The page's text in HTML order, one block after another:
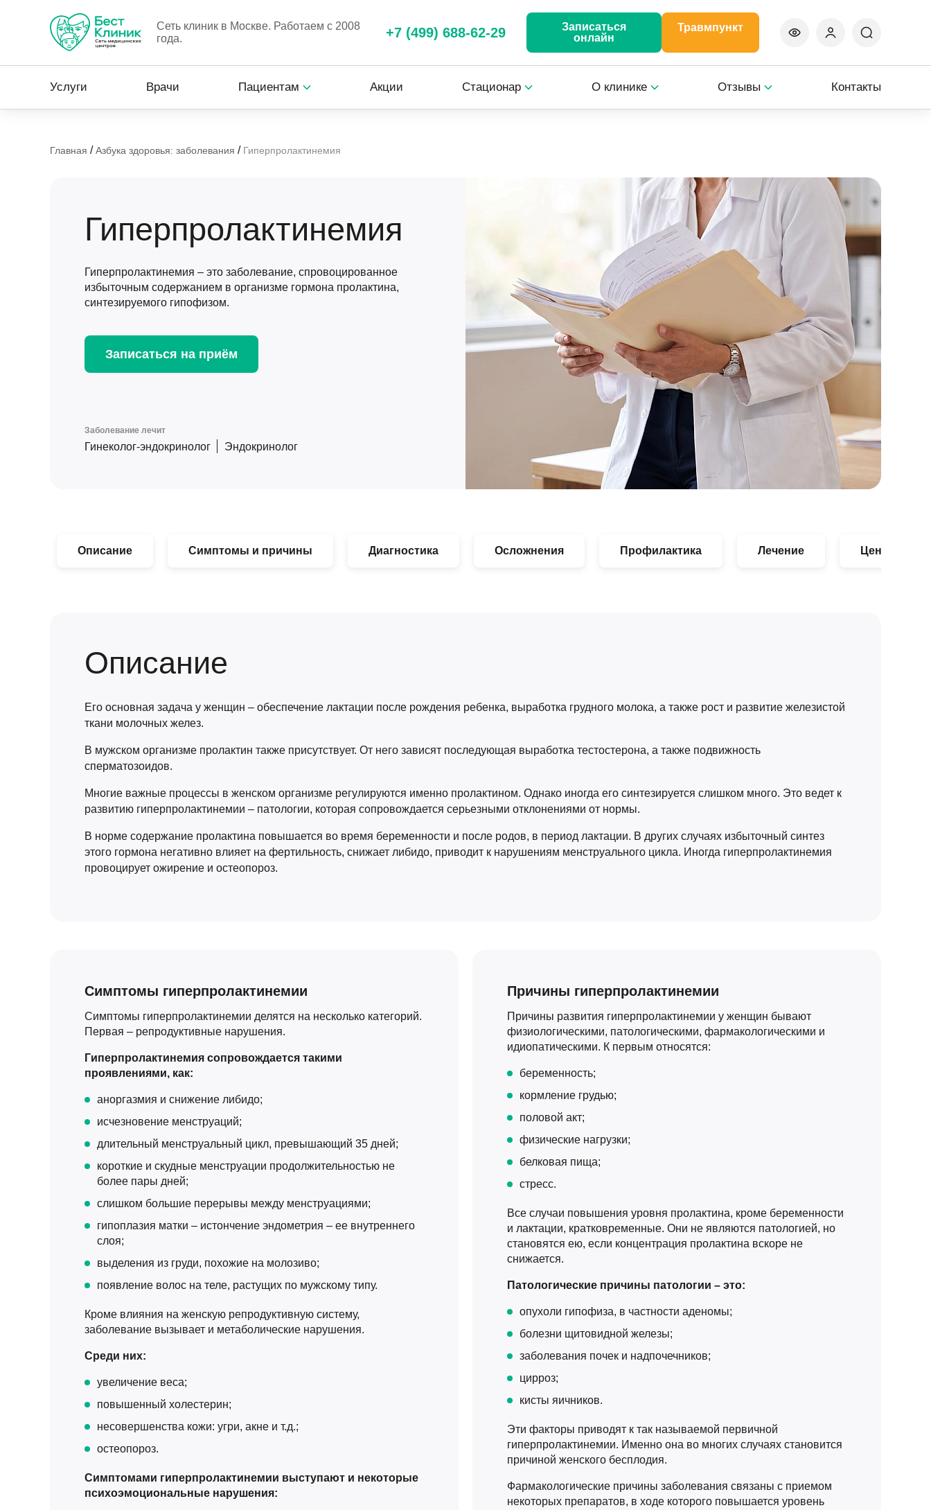
Сеть клиник в Москве. Работаем с 2008
года.
+7 (499) 688-62-29
Записаться
онлайн
Травмпункт
Услуги Врачи Пациентам Акции Стационар О клинике Отзывы Контакты
Главная /Азбука здоровья: заболевания / Гиперпролактинемия
Гиперпролактинемия
Гиперпролактинемия – это заболевание, спровоцированное
избыточным содержанием в организме гормона пролактина,
синтезируемого гипофизом.
Записаться на приём
Заболевание лечит
Гинеколог-эндокринолог Эндокринолог
Описание Симптомы и причины Диагностика Осложнения Профилактика Лечение Цены
Описание
Его основная задача у женщин – обеспечение лактации после рождения ребенка, выработка грудного молока, а также рост и развитие железистой
ткани молочных желез.
В мужском организме пролактин также присутствует. От него зависят последующая выработка тестостерона, а также подвижность
сперматозоидов.
Многие важные процессы в женском организме регулируются именно пролактином. Однако иногда его синтезируется слишком много. Это ведет к
развитию гиперпролактинемии – патологии, которая сопровождается серьезными отклонениями от нормы.
В норме содержание пролактина повышается во время беременности и после родов, в период лактации. В других случаях избыточный синтез
этого гормона негативно влияет на фертильность, снижает либидо, приводит к нарушениям менструального цикла. Иногда гиперпролактинемия
провоцирует ожирение и остеопороз.
Симптомы гиперпролактинемии
Симптомы гиперпролактинемии делятся на несколько категорий.
Первая – репродуктивные нарушения.
Гиперпролактинемия сопровождается такими
проявлениями, как:
аноргазмия и снижение либидо;
исчезновение менструаций;
длительный менструальный цикл, превышающий 35 дней;
короткие и скудные менструации продолжительностью не
более пары дней;
слишком большие перерывы между менструациями;
гипоплазия матки – истончение эндометрия – ее внутреннего
слоя;
выделения из груди, похожие на молозиво;
появление волос на теле, растущих по мужскому типу.
Кроме влияния на женскую репродуктивную систему,
заболевание вызывает и метаболические нарушения.
Среди них:
увеличение веса;
повышенный холестерин;
несовершенства кожи: угри, акне и т.д.;
остеопороз.
Симптомами гиперпролактинемии выступают и некоторые
психоэмоциональные нарушения:
Причины гиперпролактинемии
Причины развития гиперпролактинемии у женщин бывают
физиологическими, патологическими, фармакологическими и
идиопатическими. К первым относятся:
беременность;
кормление грудью;
половой акт;
физические нагрузки;
белковая пища;
стресс.
Все случаи повышения уровня пролактина, кроме беременности
и лактации, кратковременные. Они не являются патологией, но
становятся ею, если концентрация пролактина вскоре не
снижается.
Патологические причины патологии – это:
опухоли гипофиза, в частности аденомы;
болезни щитовидной железы;
заболевания почек и надпочечников;
цирроз;
кисты яичников.
Эти факторы приводят к так называемой первичной
гиперпролактинемии. Именно она во многих случаях становится
причиной женского бесплодия.
Фармакологические причины заболевания связаны с приемом
некоторых препаратов, в ходе которого повышается уровень